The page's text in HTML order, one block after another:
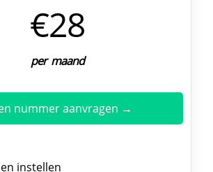
€28
per maand
nummer aanvragen →
instellen